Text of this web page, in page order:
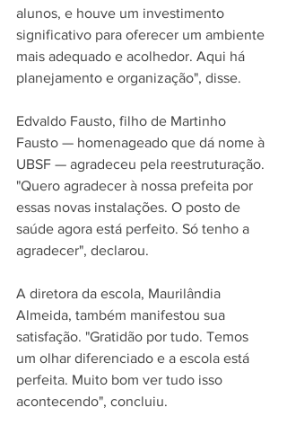
alunos, e houve um investimento
significativo para oferecer um ambiente
mais adequado e acolhedor. Aqui há
planejamento e organização", disse.
Edvaldo Fausto, filho de Martinho
Fausto — homenageado que dá nome à
UBSF — agradeceu pela reestruturação.
"Quero agradecer à nossa prefeita por
essas novas instalações. O posto de
saúde agora está perfeito. Só tenho a
agradecer", declarou.
A diretora da escola, Maurilândia
Almeida, também manifestou sua
satisfação. "Gratidão por tudo. Temos
um olhar diferenciado e a escola está
perfeita. Muito bom ver tudo isso
acontecendo", concluiu.